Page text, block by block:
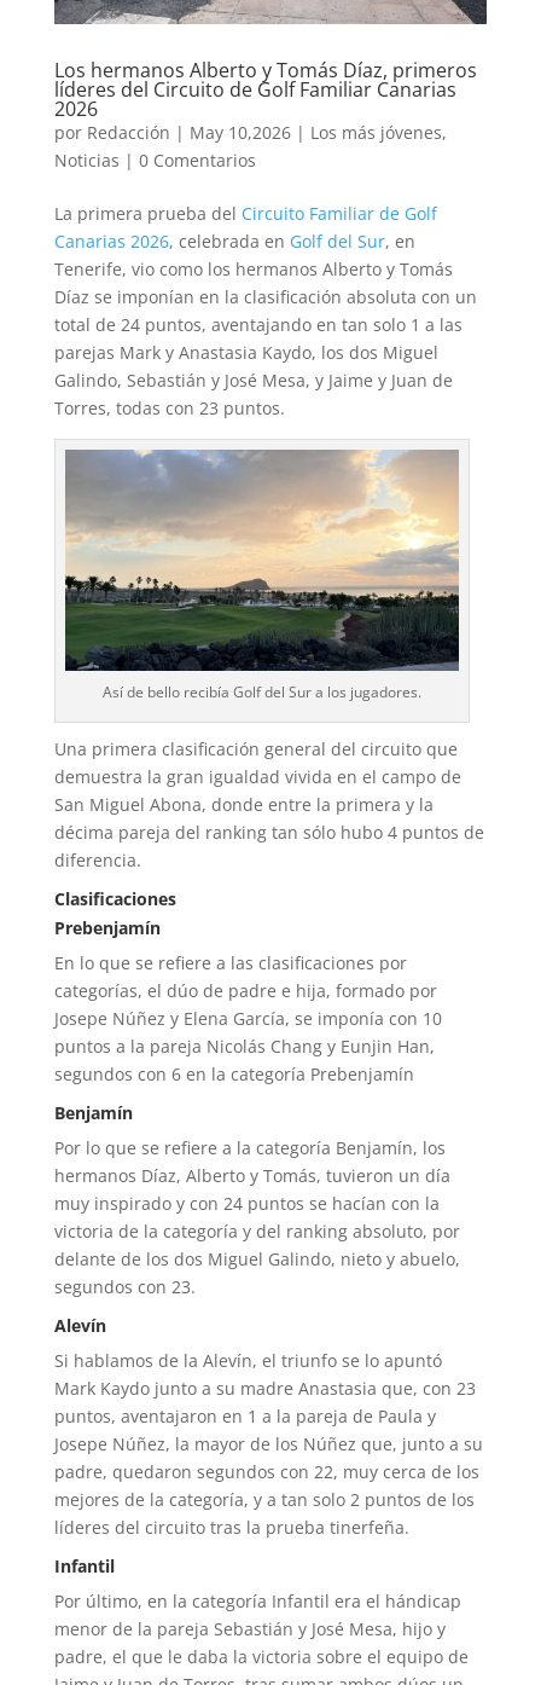
Los hermanos Alberto y Tomás Díaz, primeros
líderes del Circuito de Golf Familiar Canarias
2026
por Redacción | May 10,2026| Los más jóvenes,
Noticias | 0 Comentarios
La primera prueba del Circuito Familiar de Golf
Canarias 2026, celebrada en Golf del Sur, en
Tenerife, vio como los hermanos Alberto y Tomás
Díaz se imponían en la clasificación absoluta con un
total de 24 puntos, aventajando en tan solo 1 a las
parejas Mark y Anastasia Kaydo, los dos Miguel
Galindo, Sebastián y José Mesa, y Jaime y Juan de
Torres, todas con 23 puntos.
Así de bello recibía Golf del Sur a los jugadores.
Una primera clasificación general del circuito que
demuestra la gran igualdad vivida en el campo de
San Miguel Abona, donde entre la primera y la
décima pareja del ranking tan sólo hubo 4 puntos de
diferencia.
Clasificaciones
Prebenjamín
En lo que se refiere a las clasificaciones por
categorías, el dúo de padre e hija, formado por
Josepe Núñez y Elena García, se imponía con 10
puntos a la pareja Nicolás Chang y Eunjin Han,
segundos con 6 en la categoría Prebenjamín
Benjamín
Por lo que se refiere a la categoría Benjamín, los
hermanos Díaz, Alberto y Tomás, tuvieron un día
muy inspirado y con 24 puntos se hacían con la
victoria de la categoría y del ranking absoluto, por
delante de los dos Miguel Galindo, nieto y abuelo,
segundos con 23.
Alevín
Si hablamos de la Alevín, el triunfo se lo apuntó
Mark Kaydo junto a su madre Anastasia que, con 23
puntos, aventajaron en 1 a la pareja de Paula y
Josepe Núñez, la mayor de los Núñez que, junto a su
padre, quedaron segundos con 22, muy cerca de los
mejores de la categoría, y a tan solo 2 puntos de los
líderes del circuito tras la prueba tinerfeña.
Infantil
Por último, en la categoría Infantil era el hándicap
menor de la pareja Sebastián y José Mesa, hijo y
padre, el que le daba la victoria sobre el equipo de